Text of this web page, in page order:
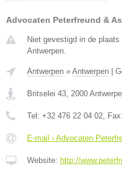
Advocaten Peterfreund &
Niet gevestigd in de
Antwerpen.
Antwerpen » Antwerpen
Britselei 43, 2000
Tel: +32 476 22 04 02, Fax:
E-mail › Advocaten
Website: http://